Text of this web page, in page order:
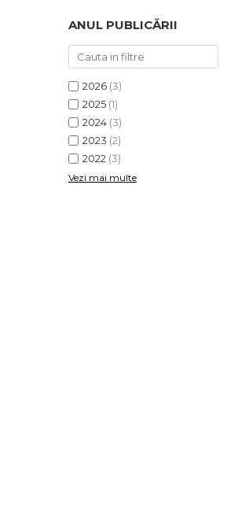
ANUL PUBLICĂRII
2026 (3)
2025 (1)
2024 (3)
2023 (2)
2022 (3)
Vezi mai multe